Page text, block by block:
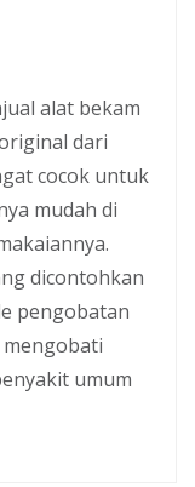
alat bekam
dari
cocok untuk
mudah di
dicontohkan
pengobatan
umum